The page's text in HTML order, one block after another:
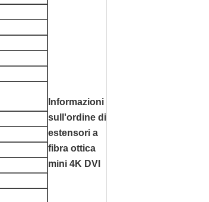
Informazioni
sull'ordine di
estensori a
fibra ottica
mini 4K DVI